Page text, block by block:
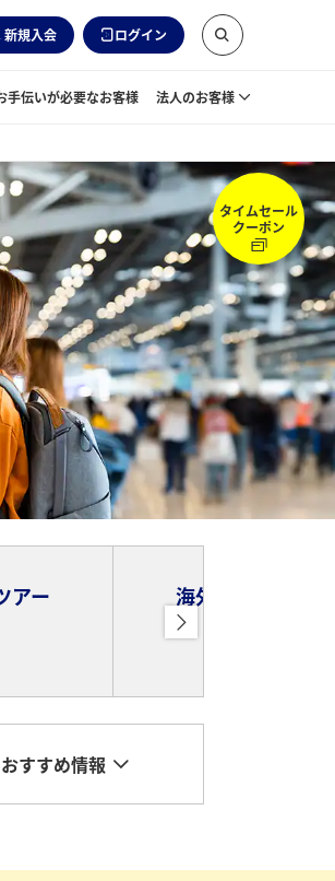
新規入会 ログイン
手伝いが必要なお客様 法人のお客様
タイムセール
クーポン
アー 海外ホテル
おすすめ情報